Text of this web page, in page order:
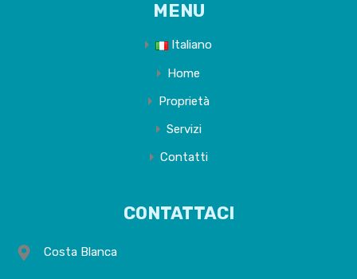
MENU
Italiano
Home
Proprietà
Servizi
Contatti
CONTATTACI
Costa Blanca